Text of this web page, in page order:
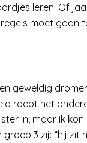
leren. Of
moet gaan
geweldig
roept het
in, maar ik
3 zij: “hij zit